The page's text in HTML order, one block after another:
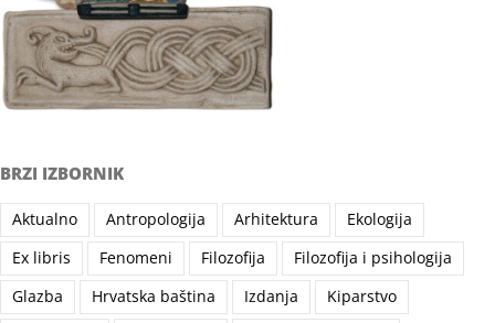
BRZI IZBORNIK
Aktualno Antropologija Arhitektura
Ekologija
Ex libris
Fenomeni Filozofija
Filozofija i psihologija
Glazba
Hrvatska baština Izdanja
Kiparstvo